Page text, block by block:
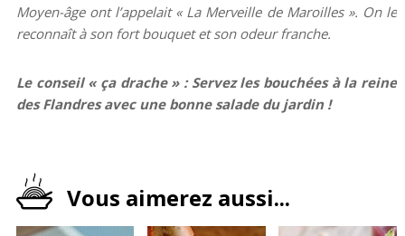
Moyen-âge ont l’appelait « La Merveille de Maroilles ». On le
reconnaît à son fort bouquet et son odeur franche.
Le conseil « ça drache » : Servez les bouchées à la reine
des Flandres avec une bonne salade du jardin !
Vous aimerez aussi...